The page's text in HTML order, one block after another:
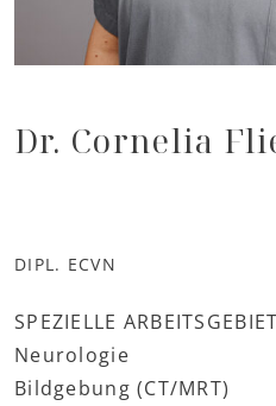
Dr. Cornelia
DIPL. ECVN
SPEZIELLE
Neurologie
Bildgebung (CT/MRT)